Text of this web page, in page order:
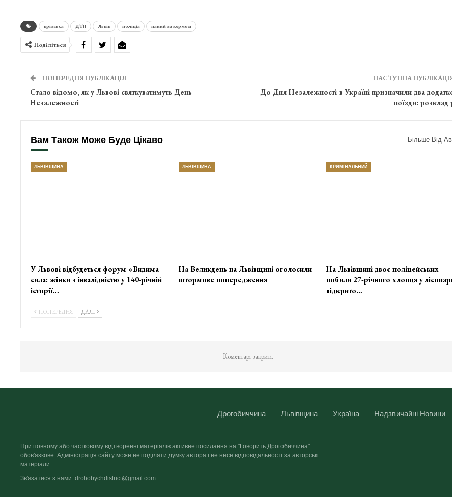
врізався ДТП Львів поліція пяний за кермом
Поділіться
ПОПЕРЕДНЯ ПУБЛІКАЦІЯ
Стало відомо, як у Львові святкуватимуть День
Незалежності
НАСТУПНА
До Дня Незалежності в Україні призначили два
поїзди: розклад
Вам Також Може Буде Цікаво Більше Від
ЛЬВІВЩИНА
У Львові відбудеться форум «Видима
сила: жінки з інвалідністю у 140-річній
історії…
ЛЬВІВЩИНА
На Великдень на Львівщині оголосили
штормове попередження
КРИМІНАЛЬНИЙ
На Львівщині двоє поліцейських
побили 27-річного хлопця у
відкрито…
ПОПЕРЕДНЯ ДАЛІ
Коментарі закриті.
Дрогобиччина Львівщина Україна Надзвичайні Новини
При повному або частковому відтворенні матеріалів активне посилання на "Говорить Дрогобиччина"
обов'язкове. Адміністрація сайту може не поділяти думку автора і не несе відповідальності за авторські
матеріали.
Зв'язатися з нами: drohobychdistrict@gmail.com